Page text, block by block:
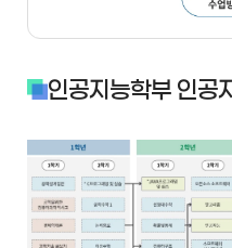
인공지능학부 인공